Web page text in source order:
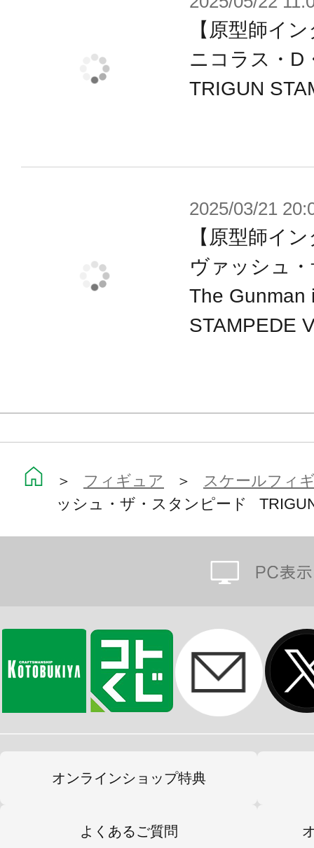
【原型師イ
ニコラス・D
TRIGUN
2025/03/21
【原型師イ
ヴァッシュ
The Gunman
STAMPEDE
＞ フィギュア ＞
スケールフィ
ッシュ・ザ・スタンピード
オンラインショップ特典
よくあるご質問